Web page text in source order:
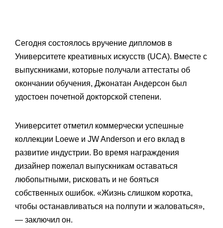
Сегодня состоялось вручение дипломов в
Университете креативных искусств (UCA). Вместе с
выпускниками, которые получали аттестаты об
окончании обучения, Джонатан Андерсон был
удостоен почетной докторской степени.
Университет отметил коммерчески успешные
коллекции Loewe и JW Anderson и его вклад в
развитие индустрии. Во время награждения
дизайнер пожелал выпускникам оставаться
любопытными, рисковать и не бояться
собственных ошибок. «Жизнь слишком коротка,
чтобы останавливаться на полпути и жаловаться»,
— заключил он.